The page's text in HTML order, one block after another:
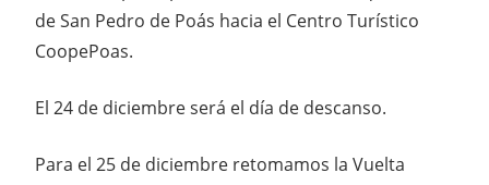
de San Pedro de Poás hacia el Centro Turístico
CoopePoas.
El 24 de diciembre será el día de descanso.
Para el 25 de diciembre retomamos la Vuelta